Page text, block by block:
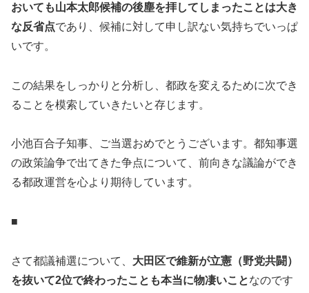
おいても山本太郎候補の後塵を拝してしまったことは大き
な反省点であり、候補に対して申し訳ない気持ちでいっぱ
いです。
この結果をしっかりと分析し、都政を変えるために次でき
ることを模索していきたいと存じます。
小池百合子知事、ご当選おめでとうございます。都知事選
の政策論争で出てきた争点について、前向きな議論ができ
る都政運営を心より期待しています。
■
さて都議補選について、 大田区で維新が立憲（野党共闘）
を抜いて2位で終わったことも本当に物凄いことなのです